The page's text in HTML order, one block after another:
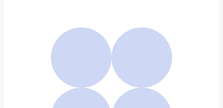
VOGUE. Альбом для раскрашивания
832 ₽